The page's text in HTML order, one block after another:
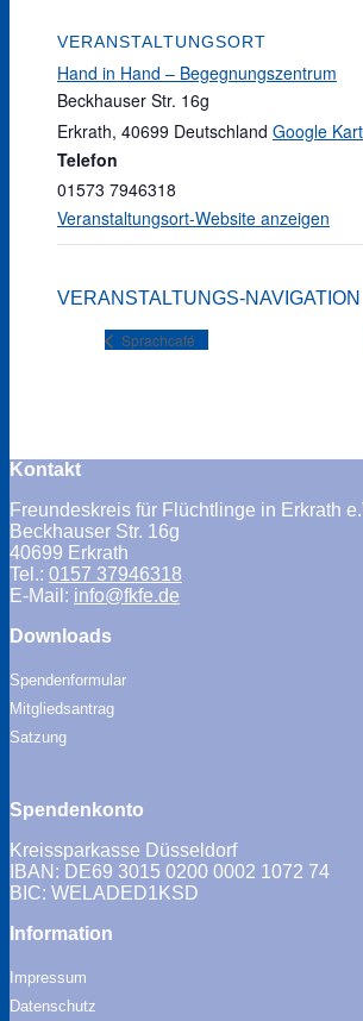
VERANSTALTUNGSORT
Hand in Hand – Begegnungszentrum
Beckhauser Str. 16g
Erkrath, 40699 Deutschland Google
Telefon
01573 7946318
Veranstaltungsort-Website anzeigen
VERANSTALTUNGS-NAVIGATION
Sprachcafé
Kontakt
Freundeskreis für Flüchtlinge in Erkrath
Beckhauser Str. 16g
40699 Erkrath
Tel.: 0157 37946318
E-Mail: info@fkfe.de
Downloads
Spendenformular
Mitgliedsantrag
Satzung
Spendenkonto
Kreissparkasse Düsseldorf
IBAN: DE69 3015 0200 0002 1072 74
BIC: WELADED1KSD
Information
Impressum
Datenschutz